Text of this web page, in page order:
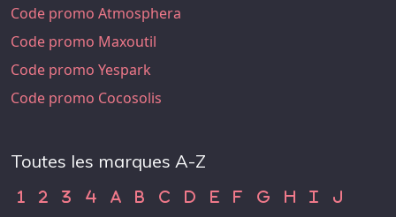
Code promo Atmosphera
Code promo Maxoutil
Code promo Yespark
Code promo Cocosolis
Toutes les marques A-Z
1 Code Promo 1
2 Code Promo 2
3 Code Promo 3
4Code Promo 4
ACode Promo A
B Code Promo B
C Code Promo C
D Code Promo D
ECode Promo E
FCode Promo F
G Code Promo G
HCode Promo H
ICode
J